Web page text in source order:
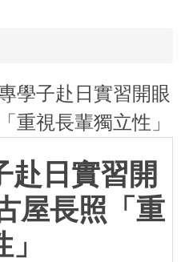
學子赴日實習開眼
重視長輩獨立性」
赴日實習開
屋長照「重